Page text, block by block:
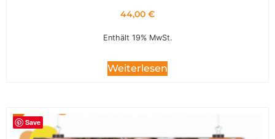
44,00 €
Enthält 19% MwSt.
Weiterlesen
Save